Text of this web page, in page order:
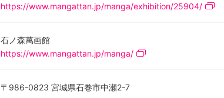
https://www.mangattan.jp/manga/exhibition/25904/
石ノ森萬画館
https://www.mangattan.jp/manga/
〒986-0823 宮城県石巻市中瀬2-7